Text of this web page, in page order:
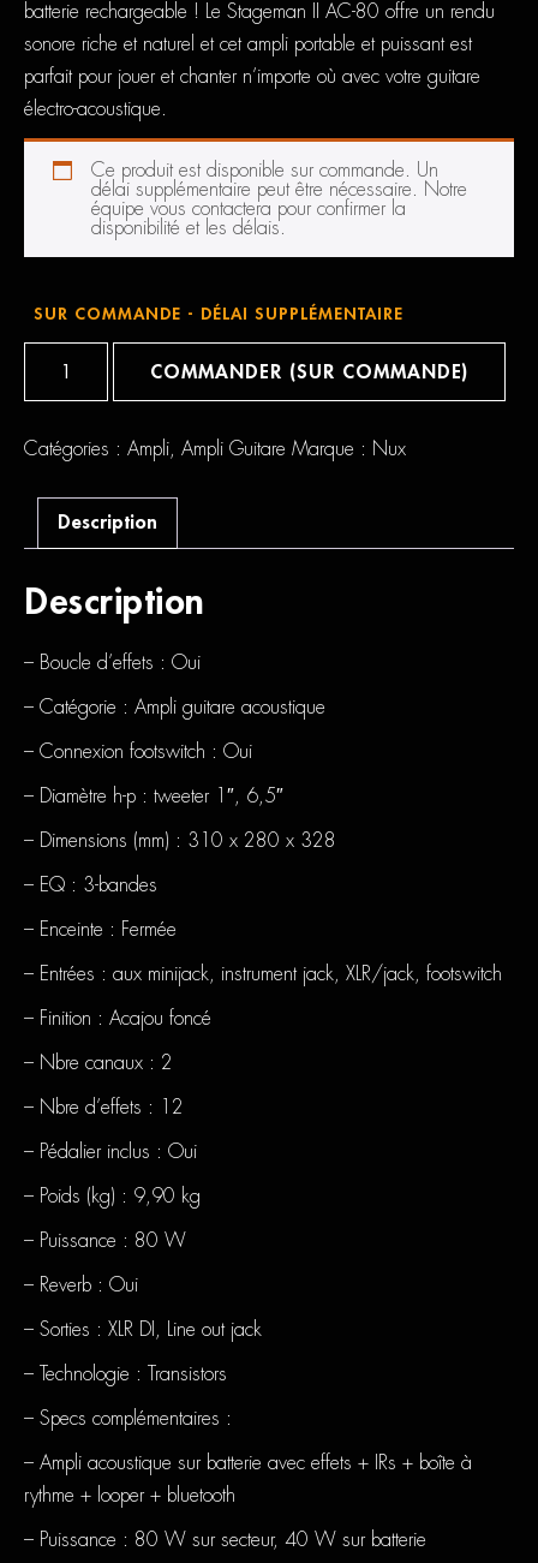
batterie rechargeable ! Le Stageman II AC-80 offre un rendu
sonore riche et naturel et cet ampli portable et puissant est
parfait pour jouer et chanter n’importe où avec votre guitare
électro-acoustique.
Ce produit est disponible sur commande. Un
délai supplémentaire peut être nécessaire. Notre
équipe vous contactera pour confirmer la
disponibilité et les délais.
SUR COMMANDE - DÉLAI SUPPLÉMENTAIRE
AC80
COMMANDER (SUR COMMANDE)
Catégories : Ampli Ampli Guitare Marque : Nux
Description
Description
– Boucle d’effets : Oui
– Catégorie : Ampli guitare acoustique
– Connexion footswitch : Oui
– Diamètre h-p : tweeter 1″, 6,5″
– Dimensions (mm) : 310 x 280 x 328
– EQ : 3-bandes
– Enceinte : Fermée
– Entrées : aux minijack, instrument jack, XLR/jack, footswitch
– Finition : Acajou foncé
– Nbre canaux : 2
– Nbre d’effets : 12
– Pédalier inclus : Oui
– Poids (kg) : 9,90 kg
– Puissance : 80 W
– Reverb : Oui
– Sorties : XLR DI, Line out jack
– Technologie : Transistors
– Specs complémentaires :
– Ampli acoustique sur batterie avec effets + IRs + boîte à
rythme + looper + bluetooth
– Puissance : 80 W sur secteur, 40 W sur batterie